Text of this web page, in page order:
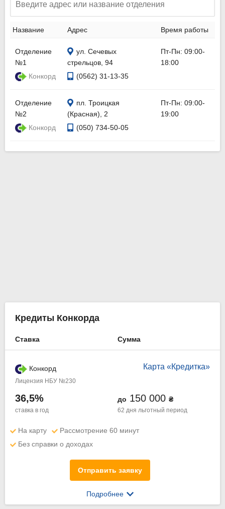
Название Адрес Время работы
Отделение
№1
Конкорд
ул. Сечевых
стрельцов, 94
(0562) 31-13-35
Пт-Пн: 09:00-
18:00
Отделение
№2
Конкорд
пл. Троицкая
(Красная), 2
(050) 734-50-05
Пт-Пн: 09:00-
19:00
Кредиты Конкорда
Ставка Сумма
Карта «Кредитка»
Конкорд
Лицензия НБУ №230
36,5%
ставка в год
до 150 000 ₴
62 дня льготный период
На карту
Рассмотрение 60 минут
Без справки о доходах
Отправить заявку
Подробнее